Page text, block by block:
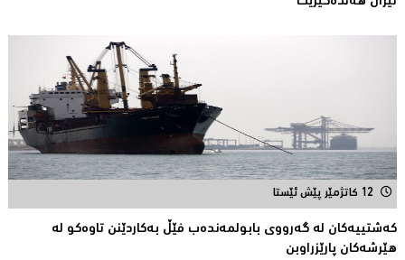
12 کاتژمێر پێش ئێستا
کەشتییەکان لە گەرووى بابولمەندەب فێڵ بەکاردێنن تاوەکو لە
هێرشەکان پارێزراوبن